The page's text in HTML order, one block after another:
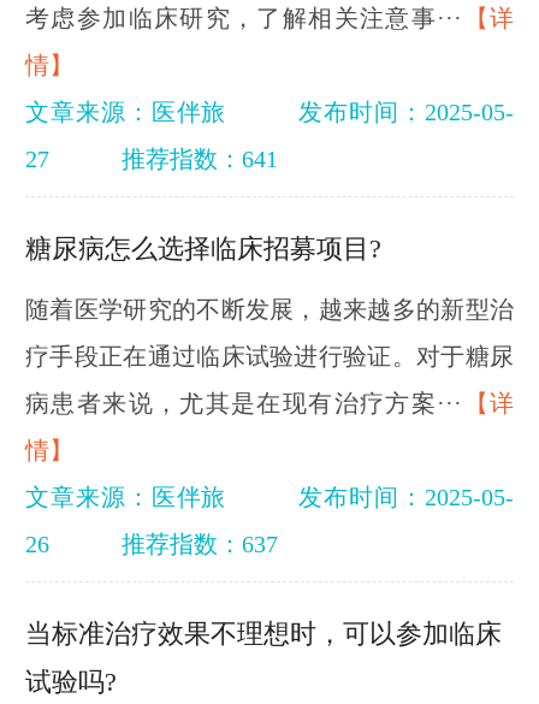
考虑参加临床研究，了解相关注意事···
【详
情】
文章来源：医伴旅
发布时间：2025-05-
27
推荐指数：641
糖尿病怎么选择临床招募项目?
随着医学研究的不断发展，越来越多的新型治
疗手段正在通过临床试验进行验证。对于糖尿
病患者来说，尤其是在现有治疗方案···
【详
情】
文章来源：医伴旅
发布时间：2025-05-
26
推荐指数：637
当标准治疗效果不理想时，可以参加临床
试验吗?